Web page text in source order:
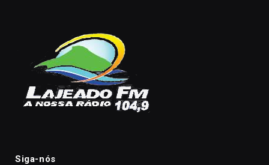
Siga-nós